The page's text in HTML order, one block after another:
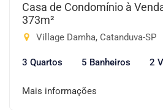
Casa de Condomínio à
373m²
Village Damha, Catanduva-SP
3 Quartos 5 Banheiros 2
Mais informações